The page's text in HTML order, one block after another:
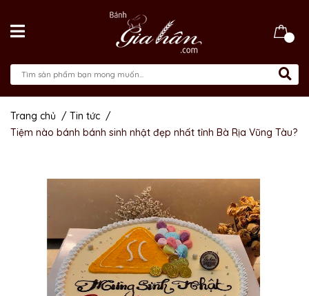
Trang chủ / Tin tức /
Tiệm nào bánh bánh sinh nhật đẹp nhất tỉnh Bà Rịa Vũng Tàu?